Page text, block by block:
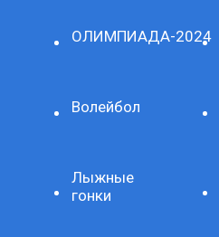
ОЛИМПИАДА-2024
Волейбол
Лыжные
гонки